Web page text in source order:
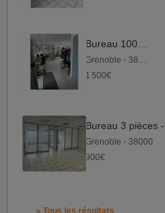
Grenoble - 38100
1 500€
Grenoble - 38000
900€
« Tous les résultats